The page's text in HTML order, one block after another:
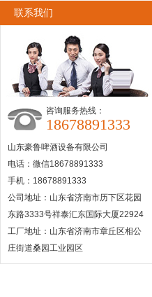
联系我们
咨询服务热线：
18678891333
山东豪鲁啤酒设备有限公司
电话：微信18678891333
手机：18678891333
公司地址：山东省济南市历下区花园
东路3333号祥泰汇东国际大厦22924
工厂地址：山东省济南市章丘区相公
庄街道桑园工业园区